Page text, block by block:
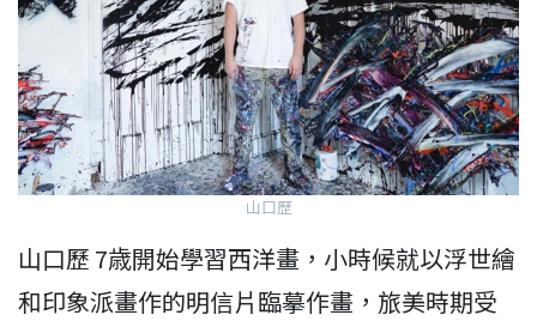
山口歷
山口歷 7歳開始學習西洋畫，小時候就以浮世繪
和印象派畫作的明信片臨摹作畫，旅美時期受